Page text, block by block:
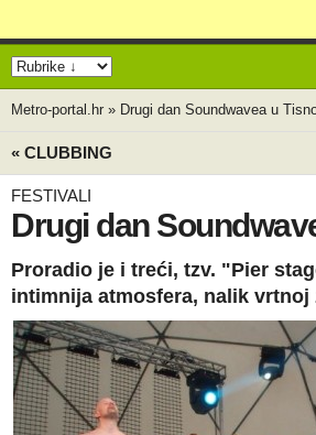
Metro-portal.hr » Drugi dan Soundwavea u
« CLUBBING
FESTIVALI
Drugi dan
Proradio je i treći, tzv. "Pier
intimnija atmosfera, nalik vrtnoj